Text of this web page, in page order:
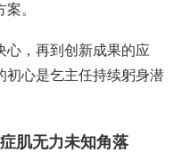
。
心，再到创新成果的应
初心是乞主任持续躬身潜
肌无力未知角落